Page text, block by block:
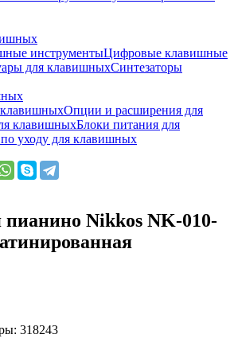
инструментыЦифровые клавишные
для клавишныхСинтезаторы
клавишныхОпции и расширения для
клавишныхБлоки питания для
уходу для клавишных
пианино Nikkos NK-010-
318243